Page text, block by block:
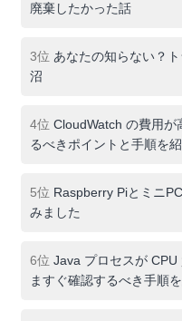
廃棄したかった話
3位 あなたの知らない？
沼
4位CloudWatch の費用が
るべきポイントと手順を紹
5位 Raspberry Piとミニ
みました
6位Java プロセスが
ますぐ確認するべき手順